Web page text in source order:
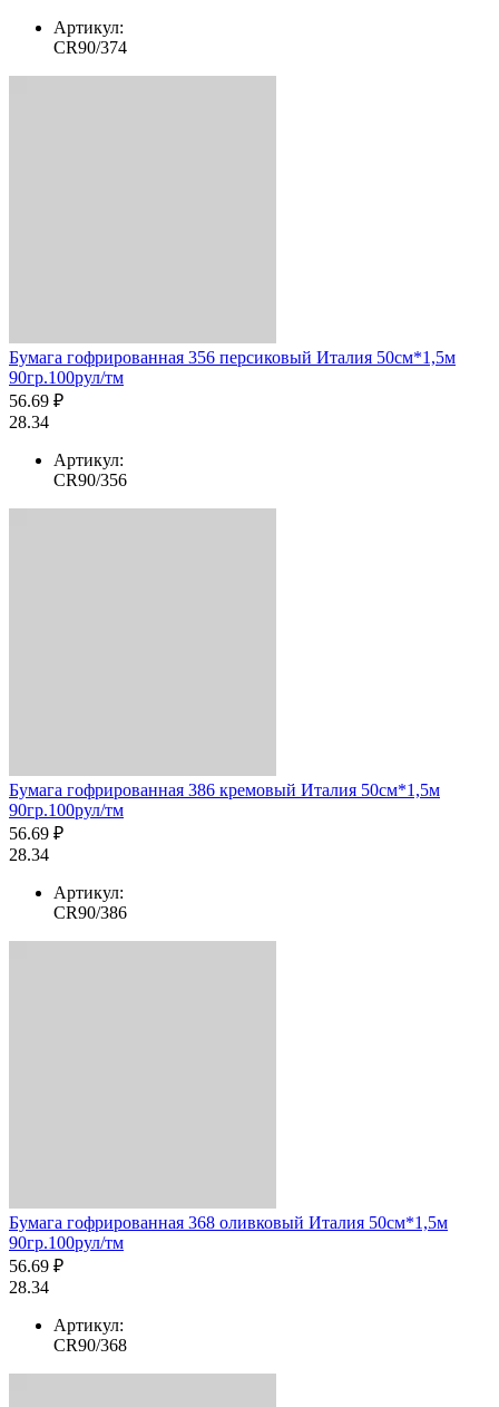
Артикул:
CR90/374
Бумага гофрированная 356 персиковый Италия 50см*1,5м
90гр.100рул/тм
56.69 ₽
28.34
Артикул:
CR90/356
Бумага гофрированная 386 кремовый Италия 50см*1,5м
90гр.100рул/тм
56.69 ₽
28.34
Артикул:
CR90/386
Бумага гофрированная 368 оливковый Италия 50см*1,5м
90гр.100рул/тм
56.69 ₽
28.34
Артикул:
CR90/368